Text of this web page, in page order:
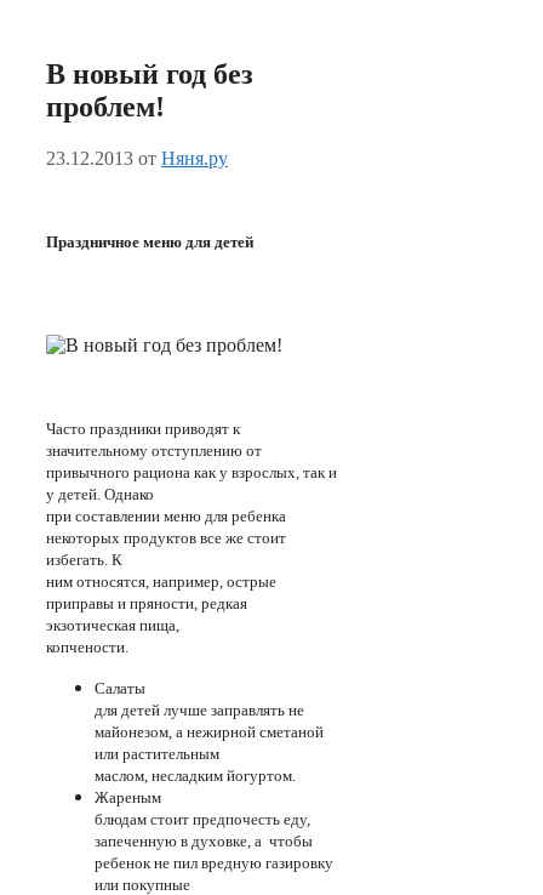
В новый год без
проблем!
23.12.2013 от Няня.ру
Праздничное меню для детей
Часто праздники приводят к
значительному отступлению от
привычного рациона как у взрослых, так и
у детей. Однако
при составлении меню для ребенка
некоторых продуктов все же стоит
избегать. К
ним относятся, например, острые
приправы и пряности, редкая
экзотическая пища,
копчености.
Салаты
для детей лучше заправлять не
майонезом, а нежирной сметаной
или растительным
маслом, несладким йогуртом.
Жареным
блюдам стоит предпочесть еду,
запеченную в духовке, а чтобы
ребенок не пил вредную газировку
или покупные